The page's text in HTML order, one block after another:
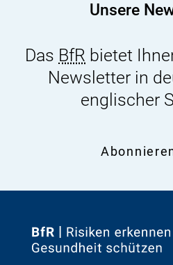
extract
Unsere
Das BfR bietet
Newsletter in
englischer
Zur